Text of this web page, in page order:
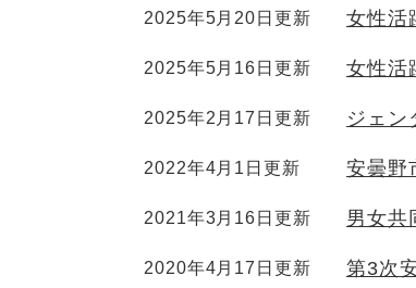
2025年5月20日更新 女性活
2025年5月16日更新 女性活
2025年2月17日更新 ジェン
2022年4月1日更新 安曇野
2021年3月16日更新 男女共
2020年4月17日更新 第3次